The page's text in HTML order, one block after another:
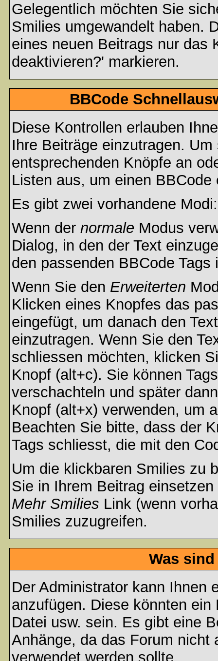
Gelegentlich möchten Sie
Smilies umgewandelt haben.
eines neuen Beitrags nur das
deaktivieren?' markieren.
BBCode
Diese Kontrollen erlauben
Ihre Beiträge einzutragen.
entsprechenden Knöpfe an
Listen aus, um einen BBCode
Es gibt zwei vorhandene
Wenn der normale Modus
Dialog, in den der Text
den passenden BBCode
Wenn Sie den Erweiterten
Klicken eines Knopfes das
eingefügt, um danach den
einzutragen. Wenn Sie den
schliessen möchten, klicken
Knopf (alt+c). Sie können
verschachteln und später
Knopf (alt+x) verwenden, um
Beachten Sie bitte, dass der
Tags schliesst, die mit den
Um die klickbaren Smilies zu
Sie in Ihrem Beitrag
Mehr Smilies Link (wenn
Smilies zuzugreifen.
Was
Der Administrator kann Ihnen
anzufügen. Diese könnten
Datei usw. sein. Es gibt eine
Anhänge, da das Forum nicht
verwendet werden sollte.